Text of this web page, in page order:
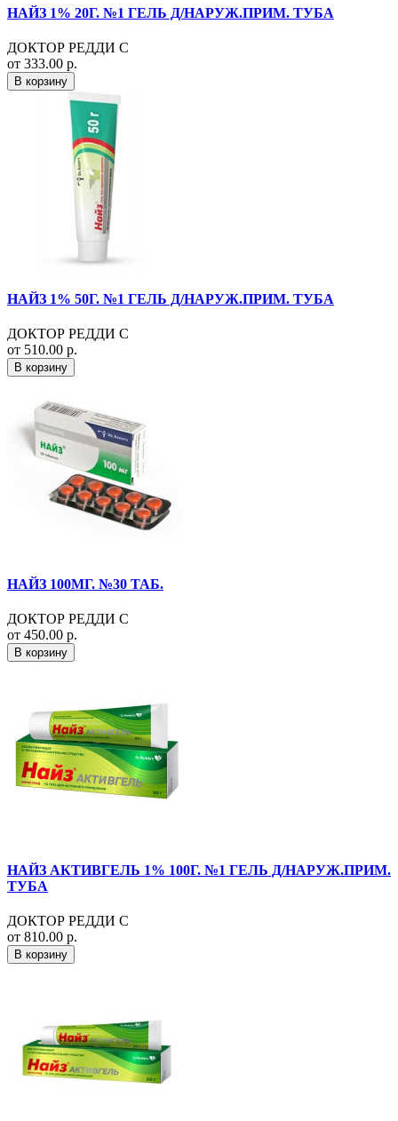
НАЙЗ 1% 20Г. №1 ГЕЛЬ Д/НАРУЖ.ПРИМ. ТУБА
ДОКТОР РЕДДИ С
от 333.00 р.
В корзину
НАЙЗ 1% 50Г. №1 ГЕЛЬ Д/НАРУЖ.ПРИМ. ТУБА
ДОКТОР РЕДДИ С
от 510.00 р.
В корзину
НАЙЗ 100МГ. №30 ТАБ.
ДОКТОР РЕДДИ С
от 450.00 р.
В корзину
НАЙЗ АКТИВГЕЛЬ 1% 100Г. №1 ГЕЛЬ Д/НАРУЖ.ПРИМ.
ТУБА
ДОКТОР РЕДДИ С
от 810.00 р.
В корзину